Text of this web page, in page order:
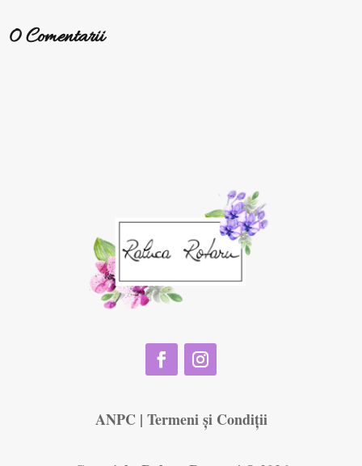
0 Comentarii
ANPC | Termeni și Condiții